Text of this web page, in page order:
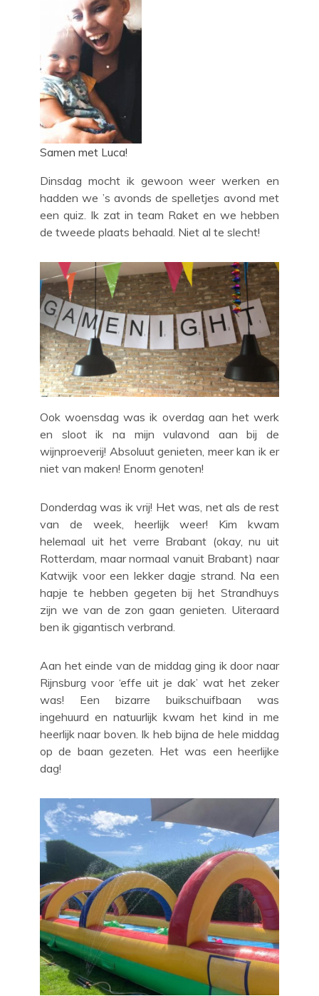
Samen met Luca!
Dinsdag mocht ik gewoon weer werken en
hadden we ’s avonds de spelletjes avond met
een quiz. Ik zat in team Raket en we hebben
de tweede plaats behaald. Niet al te slecht!
Ook woensdag was ik overdag aan het werk
en sloot ik na mijn vulavond aan bij de
wijnproeverij! Absoluut genieten, meer kan ik er
niet van maken! Enorm genoten!
Donderdag was ik vrij! Het was, net als de rest
van de week, heerlijk weer! Kim kwam
helemaal uit het verre Brabant (okay, nu uit
Rotterdam, maar normaal vanuit Brabant) naar
Katwijk voor een lekker dagje strand. Na een
hapje te hebben gegeten bij het Strandhuys
zijn we van de zon gaan genieten. Uiteraard
ben ik gigantisch verbrand.
Aan het einde van de middag ging ik door naar
Rijnsburg voor ‘effe uit je dak’ wat het zeker
was! Een bizarre buikschuifbaan was
ingehuurd en natuurlijk kwam het kind in me
heerlijk naar boven. Ik heb bijna de hele middag
op de baan gezeten. Het was een heerlijke
dag!